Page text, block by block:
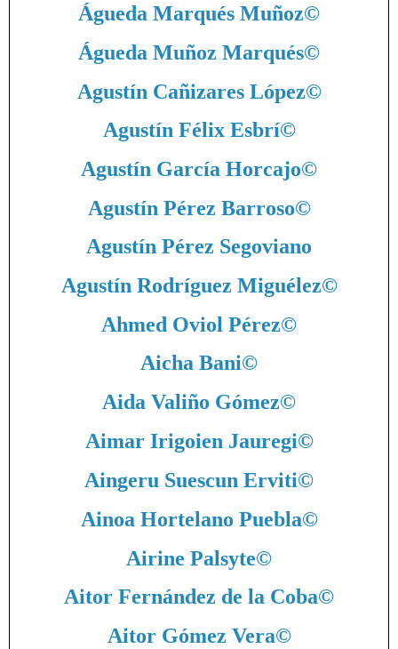
Águeda Marqués Muñoz©
Águeda Muñoz Marqués©
Agustín Cañizares López©
Agustín Félix Esbrí©
Agustín García Horcajo©
Agustín Pérez Barroso©
Agustín Pérez Segoviano
Agustín Rodríguez Miguélez©
Ahmed Oviol Pérez©
Aicha Bani©
Aida Valiño Gómez©
Aimar Irigoien Jauregi©
Aingeru Suescun Erviti©
Ainoa Hortelano Puebla©
Airine Palsyte©
Aitor Fernández de la Coba©
Aitor Gómez Vera©